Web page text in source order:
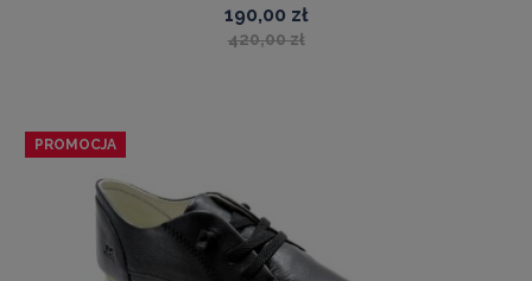
190,00 zł
420,00 zł
PROMOCJA